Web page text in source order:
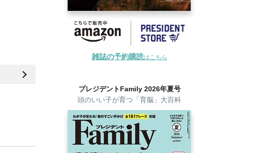
雑誌の予約購読はこちら
プレジデントFamily 2026年夏号
頭のいい子が育つ「育脳」大百科